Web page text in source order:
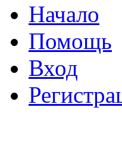
Начало
Помощь
Вход